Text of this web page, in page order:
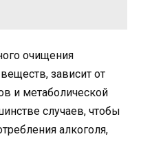
очищения
зависит от
и метаболической
случаев, чтобы
алкоголя,